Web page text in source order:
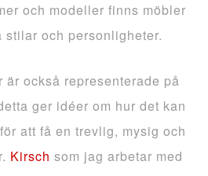
och modeller finns möbler
stilar och personligheter.
är också representerade på
ger idéer om hur det kan
att få en trevlig, mysig och
Kirsch som jag arbetar med